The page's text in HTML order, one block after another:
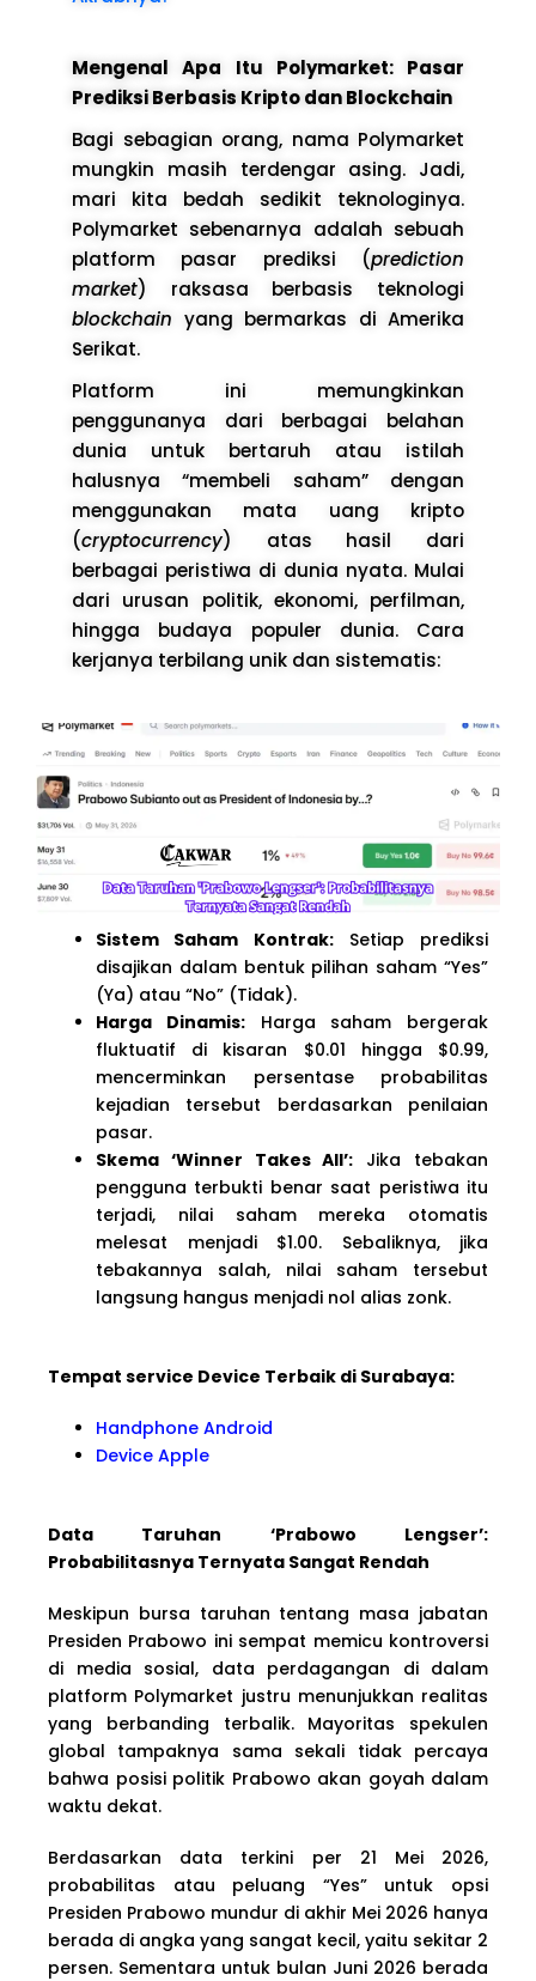
Mengenal Apa Itu Polymarket: Pasar
Prediksi Berbasis Kripto dan Blockchain
Bagi sebagian orang, nama Polymarket
mungkin masih terdengar asing. Jadi,
mari kita bedah sedikit teknologinya.
Polymarket sebenarnya adalah sebuah
platform pasar prediksi (prediction
market) raksasa berbasis teknologi
blockchain yang bermarkas di Amerika
Serikat.
Platform ini memungkinkan
penggunanya dari berbagai belahan
dunia untuk bertaruh atau istilah
halusnya “membeli saham” dengan
menggunakan mata uang kripto
(cryptocurrency) atas hasil dari
berbagai peristiwa di dunia nyata. Mulai
dari urusan politik, ekonomi, perfilman,
hingga budaya populer dunia. Cara
kerjanya terbilang unik dan sistematis:
Sistem Saham Kontrak:Setiap prediksi
disajikan dalam bentuk pilihan saham “Yes”
(Ya) atau “No” (Tidak).
Harga Dinamis:Harga saham bergerak
fluktuatif di kisaran $0.01 hingga $0.99,
mencerminkan persentase probabilitas
kejadian tersebut berdasarkan penilaian
pasar.
Skema ‘Winner Takes All’: Jika tebakan
pengguna terbukti benar saat peristiwa itu
terjadi, nilai saham mereka otomatis
melesat menjadi $1.00. Sebaliknya, jika
tebakannya salah, nilai saham tersebut
langsung hangus menjadi nol alias zonk.
Tempat service Device Terbaik di Surabaya:
Handphone Android
Device Apple
Data Taruhan ‘Prabowo Lengser’:
Probabilitasnya Ternyata Sangat Rendah
Meskipun bursa taruhan tentang masa jabatan
Presiden Prabowo ini sempat memicu kontroversi
di media sosial, data perdagangan di dalam
platform Polymarket justru menunjukkan realitas
yang berbanding terbalik. Mayoritas spekulen
global tampaknya sama sekali tidak percaya
bahwa posisi politik Prabowo akan goyah dalam
waktu dekat.
Berdasarkan data terkini per 21 Mei 2026,
probabilitas atau peluang “Yes” untuk opsi
Presiden Prabowo mundur di akhir Mei 2026 hanya
berada di angka yang sangat kecil, yaitu sekitar 2
persen. Sementara untuk bulan Juni 2026 berada